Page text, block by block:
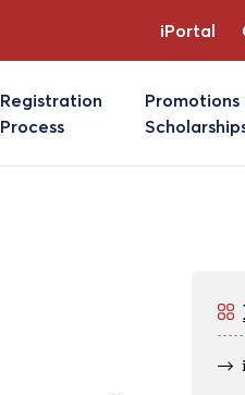
iPortal
Registration
Process
Promotions